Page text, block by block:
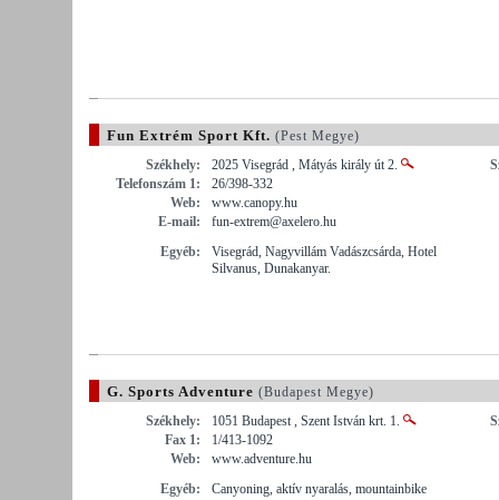
Fun Extrém Sport Kft. (Pest Megye)
Székhely:
2025 Visegrád , Mátyás király út 2.
Telefonszám 1:
26/398-332
Web:
www.canopy.hu
E-mail:
fun-extrem@axelero.hu
Egyéb:
Visegrád, Nagyvillám Vadászcsárda, Hotel
Silvanus, Dunakanyar.
G. Sports Adventure (Budapest Megye)
Székhely:
1051 Budapest , Szent István krt. 1.
Fax 1:
1/413-1092
Web:
www.adventure.hu
Egyéb:
Canyoning, aktív nyaralás, mountainbike